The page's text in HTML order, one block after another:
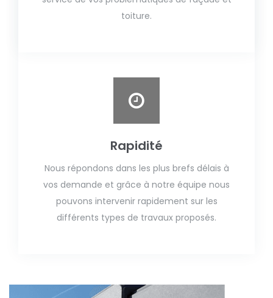
toiture.
Rapidité
Nous répondons dans les plus brefs délais à
vos demande et grâce à notre équipe nous
pouvons intervenir rapidement sur les
différents types de travaux proposés.